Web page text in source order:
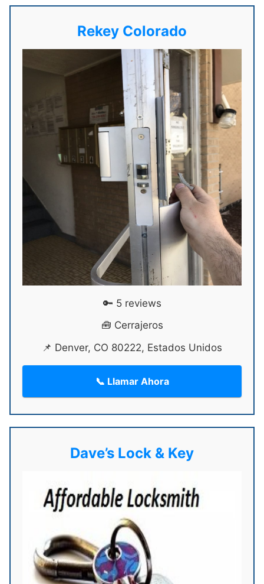
Rekey Colorado
🔑 5 reviews
🧰 Cerrajeros
📌 Denver, CO 80222, Estados Unidos
📞 Llamar Ahora
Dave’s Lock & Key